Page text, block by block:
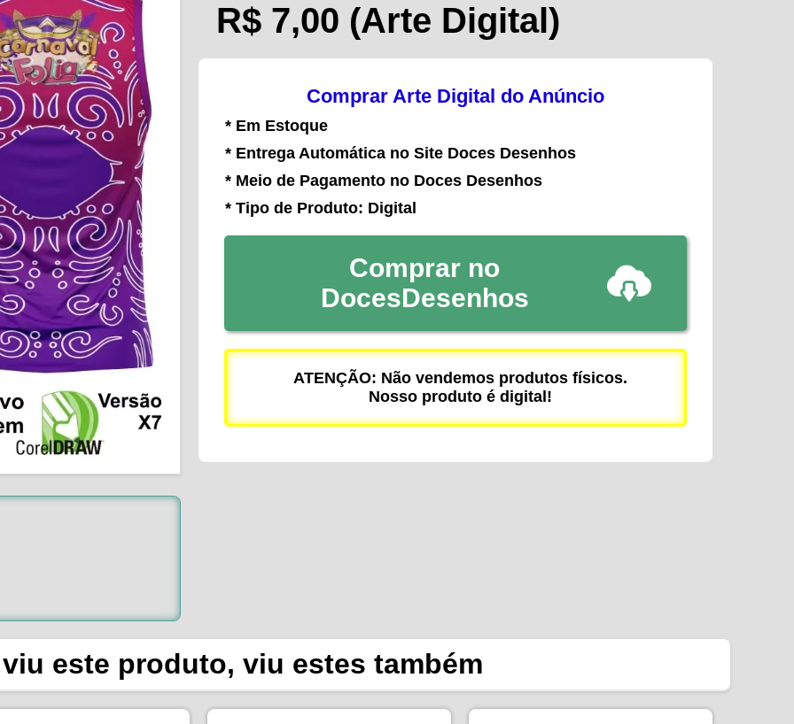
R$ 7,00 (Arte Digital)
Comprar Arte Digital do Anúncio
* Em Estoque
* Entrega Automática no Site Doces Desenhos
* Meio de Pagamento no Doces Desenhos
* Tipo de Produto: Digital
Comprar no
DocesDesenhos
ATENÇÃO: Não vendemos produtos físicos.
Nosso produto é digital!
este produto, viu estes também